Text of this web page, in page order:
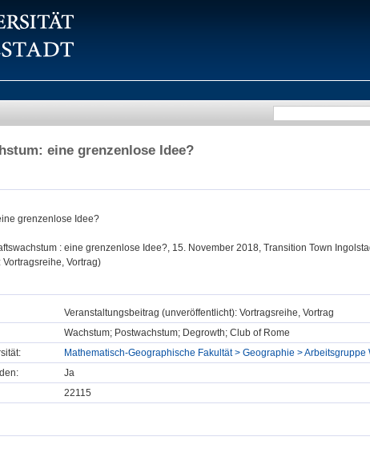
eine grenzenlose Idee?
grenzenlose Idee?
: eine grenzenlose Idee?, 15. November 2018, Transition Town
Vortrag)
Veranstaltungsbeitrag (unveröffentlicht): Vortragsreihe, Vortrag
Wachstum; Postwachstum; Degrowth; Club of Rome
Mathematisch-Geographische Fakultät > Geographie > Arbeitsgruppe
Ja
22115